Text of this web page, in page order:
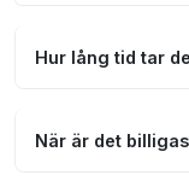
Hur lång tid tar
När är det